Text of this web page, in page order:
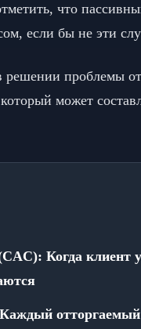
что
если бы не эти
проблемы
может
Когда клиент